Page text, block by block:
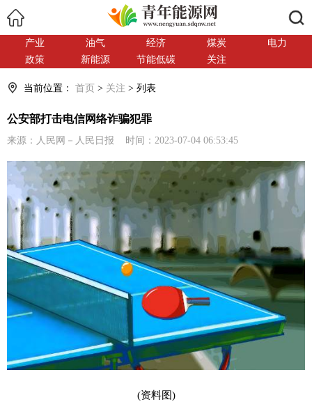
产业 油气 经济 煤炭
电力
政策
新能源 节能低碳 关注
当前位置： 首页 > 关注 > 列表
公安部打击电信网络诈骗犯罪
来源：人民网－人民日报 时间：2023-07-04 06:53:45
(资料图)